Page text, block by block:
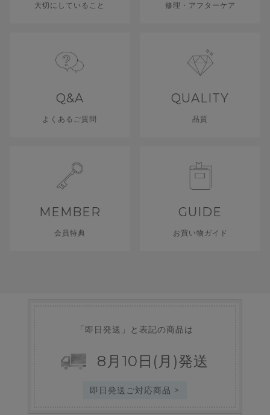
大切にしていること 修理・アフターケア
Q&A
よくあるご質問
QUALITY
品質
MEMBER
会員特典
GUIDE
お買い物ガイド
「即日発送」と表記の商品は
8 月 10 日 (月)発送
即日発送ご対応商品 >